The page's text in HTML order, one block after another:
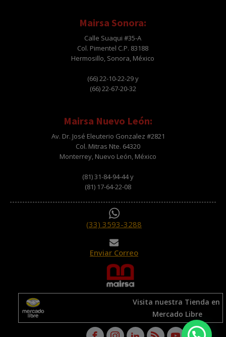
Mairsa Sonora:
Calle Suaqui #35-A
Col. Pimentel C.P. 83188
Hermosillo, Sonora, México
(66) 22-10-22-29 y
(66) 22-67-20-32
Mairsa Nuevo León:
Av. Dr. José Eleuterio Gonzalez #2821
Col. Mitras Nte. 64320
Monterrey, Nuevo León, México
(81) 31-84-94-44 y
(81) 17-64-22-08
(33) 3593-3288
Enviar Correo
Visita nuestra Tienda en
Mercado Libre